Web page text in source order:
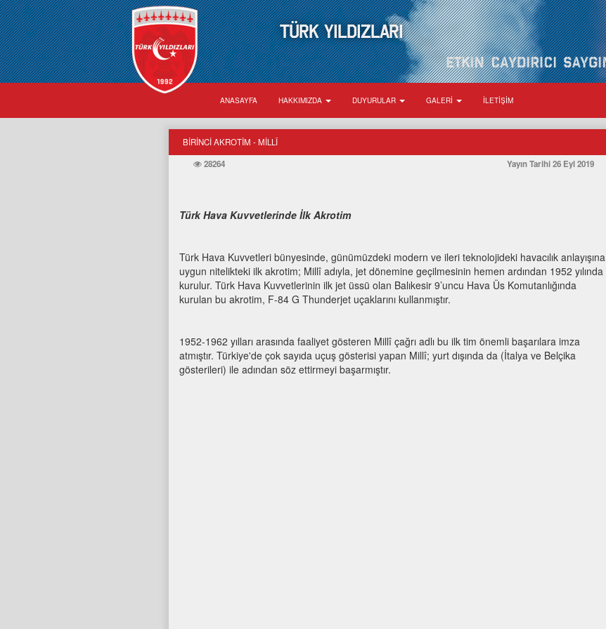
TÜRK YILDIZLARI
ANASAYFA HAKKIMIZDA DUYURULAR GALERİ İLETİŞİM
BİRİNCİ AKROTİM - MİLLÎ
28264 Yayın Tarihi26 Eyl 2019
Türk Hava Kuvvetlerinde İlk Akrotim
Türk Hava Kuvvetleri bünyesinde, günümüzdeki modern ve ileri teknolojideki havacılık anlayışına
uygun nitelikteki ilk akrotim; Millî adıyla, jet dönemine geçilmesinin hemen ardından 1952 yılında
kurulur. Türk Hava Kuvvetlerinin ilk jet üssü olan Balıkesir 9’uncu Hava Üs Komutanlığında
kurulan bu akrotim, F-84 G Thunderjet uçaklarını kullanmıştır.
1952-1962 yılları arasında faaliyet gösteren Millî çağrı adlı bu ilk tim önemli başarılara imza
atmıştır. Türkiye'de çok sayıda uçuş gösterisi yapan Millî; yurt dışında da (İtalya ve Belçika
gösterileri) ile adından söz ettirmeyi başarmıştır.